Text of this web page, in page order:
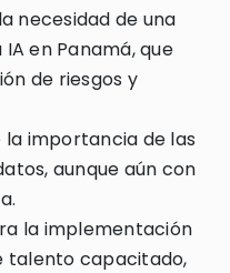
necesidad de una
en Panamá, que
de riesgos y
importancia de las
aunque aún con
la implementación
talento capacitado,